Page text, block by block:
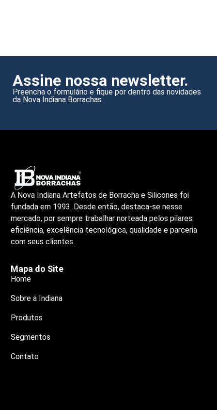
Assine nossa newsletter.
Preencha o formulário e fique por dentro das novidades
da Nova Indiana Borrachas
A Nova Indiana Artefatos de Borracha e Silicones foi
fundada em 1993. Desde então, destaca-se nesse
mercado, por sempre trabalhar norteada pelos pilares:
eficiência, excelência tecnológica, qualidade e parceria
com seus clientes.
Mapa do Site
Home
Sobre a Indiana
Produtos
Segmentos
Contato